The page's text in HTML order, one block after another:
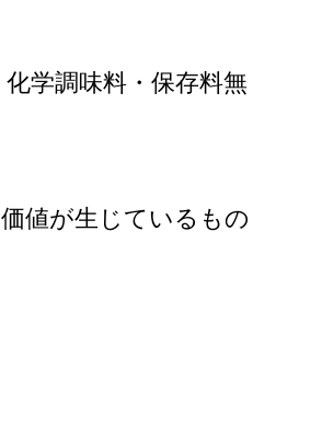
学調味料・保存料無
値が生じているもの